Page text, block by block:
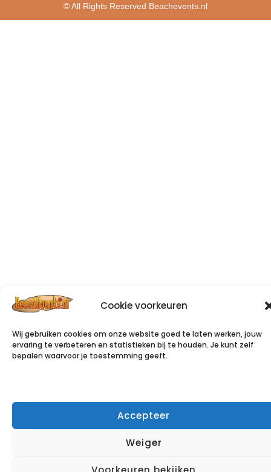
Cookie voorkeuren
Wij gebruiken cookies om onze website goed te laten werken, jouw
ervaring te verbeteren en statistieken bij te houden. Je kunt zelf
bepalen waarvoor je toestemming geeft.
Accepteer
Weiger
© All Rights Reserved Beachevents.nl